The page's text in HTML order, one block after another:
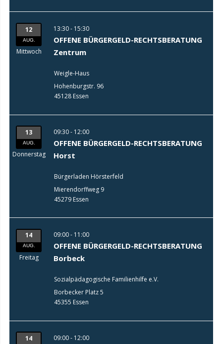
12
AUG.
Mittwoch
13:30 - 15:30
OFFENE BÜRGERGELD-RECHTSBERATUNG
Zentrum
Weigle-Haus
Hohenburgstr. 96
45128 Essen
13
AUG.
Donnerstag
09:30 - 12:00
OFFENE BÜRGERGELD-RECHTSBERATUNG
Horst
Bürgerladen Hörsterfeld
Mierendorffweg 9
45279 Essen
14
AUG.
Freitag
09:00 - 11:00
OFFENE BÜRGERGELD-RECHTSBERATUNG
Borbeck
Sozialpädagogische Familienhilfe e.V.
Borbecker Platz 5
45355 Essen
14 09:00 - 12:00